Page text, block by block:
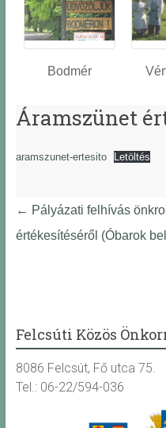
z
Bodmér
Áramszünet
aramszunet-ertesito Letöltés
← Pályázati felhívás
értékesítéséről (Óbarok
Felcsúti Közös
8086 Felcsút, Fő utca 75.
Tel.: 06-22/594-036